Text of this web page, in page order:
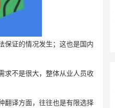
保证的情况发生；这也是国内
求不是很大，整体从业人员收
翻译方面，往往也是有限选择